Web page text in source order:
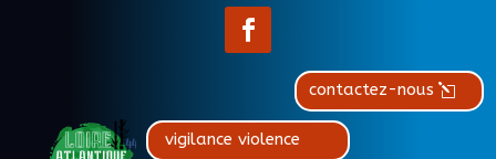
contactez-nous
vigilance violence